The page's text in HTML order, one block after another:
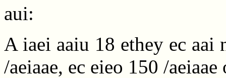
aui:
A iaei aaiu 18 ethey ec aai
/aeiaae, ec eieo 150 /